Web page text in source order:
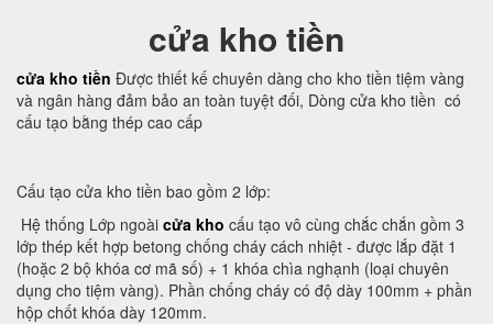
cửa kho tiền
cửa kho tiền Được thiết kế chuyên dàng cho kho tiền tiệm vàng
và ngân hàng đảm bảo an toàn tuyệt đối, Dòng cửa kho tiền có
cấu tạo bằng thép cao cấp
Cấu tạo cửa kho tiền bao gồm 2 lớp:
Hệ thống Lớp ngoài cửa kho cấu tạo vô cùng chắc chắn gồm 3
lớp thép kết hợp betong chống cháy cách nhiệt - được lắp đặt 1
(hoặc 2 bộ khóa cơ mã số) + 1 khóa chìa nghạnh (loại chuyên
dụng cho tiệm vàng). Phần chống cháy có độ dày 100mm + phần
hộp chốt khóa dày 120mm.